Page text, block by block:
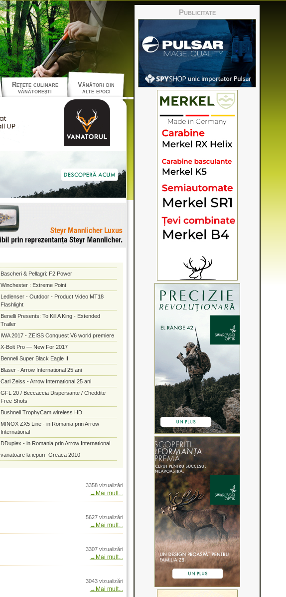
Reţete culinare
vânătoreşti
Vânători din
alte epoci
Publicitate
Bascheri & Pellagri: F2 Power
Winchester : Extreme Point
Ledlenser - Outdoor - Product Video MT18
Flashlight
Benelli Presents: To Kill A King - Extended
Trailer
IWA 2017 - ZEISS Conquest V6 world premiere
X-Bolt Pro — New For 2017
Benneli Super Black Eagle II
Blaser - Arrow International 25 ani
Carl Zeiss - Arrow International 25 ani
GFL 20 / Beccaccia Dispersante / Cheddite
Free Shots
Bushnell TrophyCam wireless HD
MINOX ZX5 Line - in Romania prin Arrow
International
DDuplex - in Romania prin Arrow International
vanatoare la iepuri- Greaca 2010
Cum folosesti chematoarea de caprior Butollo
Buffalo Bill's smooth bore Winchester 1873 rifle
Benelli 828 U - nouatate si inovatie prin Arrow
3358 vizualizări
→Mai mult...
5627 vizualizări
→Mai mult...
3307 vizualizări
→Mai mult...
3043 vizualizări
→Mai mult...